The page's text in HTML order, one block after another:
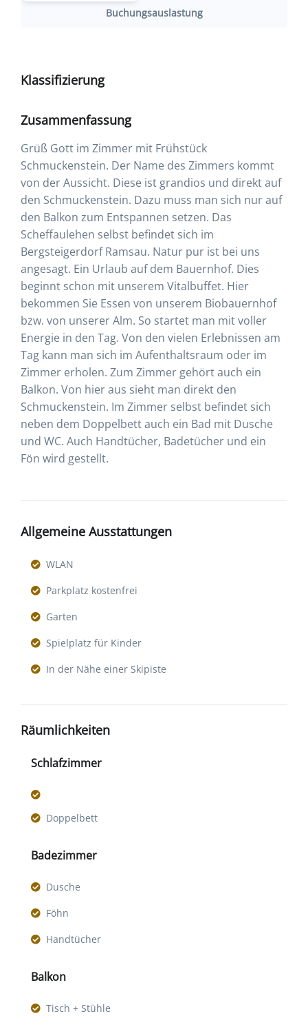
Buchungsauslastung
Klassifizierung
Zusammenfassung
Grüß Gott im Zimmer mit Frühstück
Schmuckenstein. Der Name des Zimmers kommt
von der Aussicht. Diese ist grandios und direkt auf
den Schmuckenstein. Dazu muss man sich nur auf
den Balkon zum Entspannen setzen. Das
Scheffaulehen selbst befindet sich im
Bergsteigerdorf Ramsau. Natur pur ist bei uns
angesagt. Ein Urlaub auf dem Bauernhof. Dies
beginnt schon mit unserem Vitalbuffet. Hier
bekommen Sie Essen von unserem Biobauernhof
bzw. von unserer Alm. So startet man mit voller
Energie in den Tag. Von den vielen Erlebnissen am
Tag kann man sich im Aufenthaltsraum oder im
Zimmer erholen. Zum Zimmer gehört auch ein
Balkon. Von hier aus sieht man direkt den
Schmuckenstein. Im Zimmer selbst befindet sich
neben dem Doppelbett auch ein Bad mit Dusche
und WC. Auch Handtücher, Badetücher und ein
Fön wird gestellt.
Allgemeine Ausstattungen
WLAN
Parkplatz kostenfrei
Garten
Spielplatz für Kinder
In der Nähe einer Skipiste
Räumlichkeiten
Schlafzimmer
Doppelbett
Badezimmer
Dusche
Föhn
Handtücher
Balkon
Tisch + Stühle